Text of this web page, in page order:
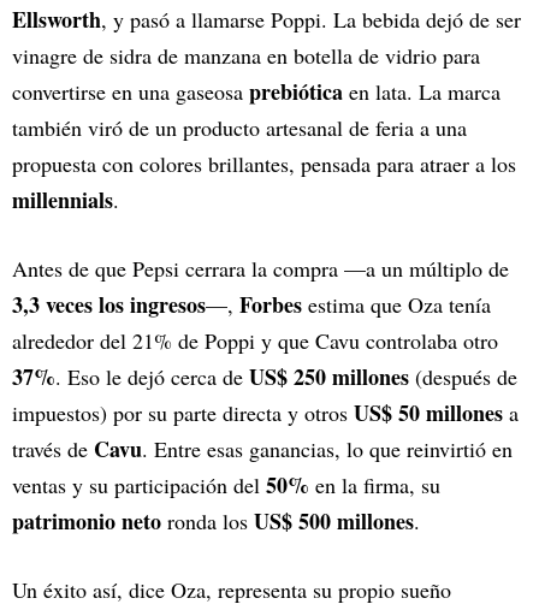
Ellsworth, y pasó a llamarse Poppi. La bebida dejó de ser
vinagre de sidra de manzana en botella de vidrio para
convertirse en una gaseosa prebiótica en lata. La marca
también viró de un producto artesanal de feria a una
propuesta con colores brillantes, pensada para atraer a los
millennials.
Antes de que Pepsi cerrara la compra —a un múltiplo de
3,3 veces los ingresos—, Forbes estima que Oza tenía
alrededor del 21% de Poppi y que Cavu controlaba otro
37%. Eso le dejó cerca de US$ 250 millones (después de
impuestos) por su parte directa y otros US$ 50 millones a
través de Cavu. Entre esas ganancias, lo que reinvirtió en
ventas y su participación del 50% en la firma, su
patrimonio neto ronda los US$ 500 millones.
Un éxito así, dice Oza, representa su propio sueño